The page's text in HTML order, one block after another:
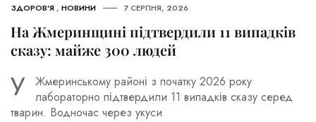
ЗДОРОВ'Я, НОВИНИ 7 СЕРПНЯ, 2026
На Жмеринщині підтвердили 11 випадків
сказу: майже 300 людей
У
Жмеринському районі з початку 2026 року
лабораторно підтвердили 11 випадків сказу серед
тварин. Водночас через укуси